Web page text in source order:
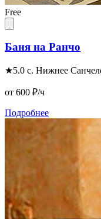
Free
Баня на Ранчо
★5.0 с. Нижнее
от 600 ₽/ч
Подробнее